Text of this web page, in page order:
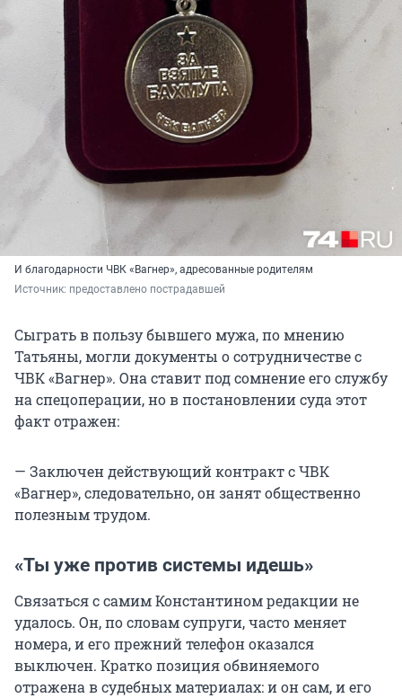
И благодарности ЧВК «Вагнер», адресованные родителям
Источник: предоставлено пострадавшей
Сыграть в пользу бывшего мужа, по мнению
Татьяны, могли документы о сотрудничестве с
ЧВК «Вагнер». Она ставит под сомнение его службу
на спецоперации, но в постановлении суда этот
факт отражен:
— Заключен действующий контракт с ЧВК
«Вагнер», следовательно, он занят общественно
полезным трудом.
«Ты уже против системы идешь»
Связаться с самим Константином редакции не
удалось. Он, по словам супруги, часто меняет
номера, и его прежний телефон оказался
выключен. Кратко позиция обвиняемого
отражена в судебных материалах: и он сам, и его